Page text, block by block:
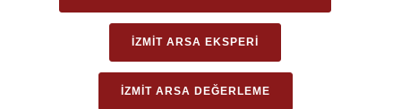
İZMIT ARSA EKSPERI
İZMIT ARSA DEĞERLEME